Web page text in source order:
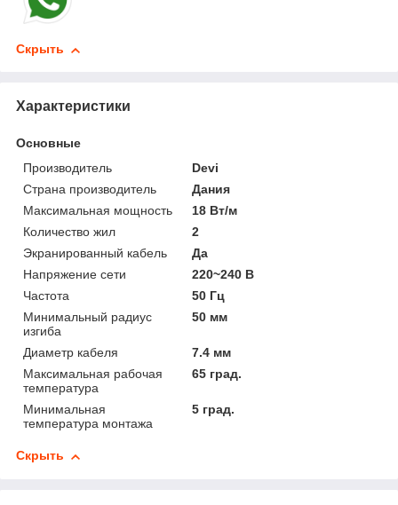
Скрыть
Характеристики
Основные
Производитель
Devi
Страна производитель
Дания
Максимальная мощность
18 Вт/м
Количество жил
2
Экранированный кабель
Да
Напряжение сети
220~240 В
Частота
50 Гц
Минимальный радиус
изгиба
50 мм
Диаметр кабеля
7.4 мм
Максимальная рабочая
температура
65 град.
Минимальная
температура монтажа
5 град.
Скрыть